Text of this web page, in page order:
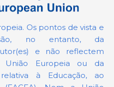
Os pontos de vista e
no entanto, da
e não reflectem
União Europeia ou da
à Educação, ao